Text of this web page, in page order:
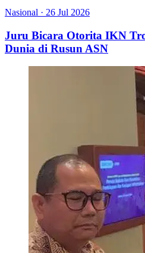
Nasional · 26 Jul 2026
Juru Bicara Otorita IKN
Dunia di Rusun ASN